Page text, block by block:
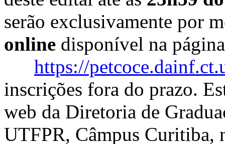
serão exclusivamente por
online disponível na
https://
inscrições fora do prazo.
web da Diretoria de
UTFPR, Câmpus Curitiba,